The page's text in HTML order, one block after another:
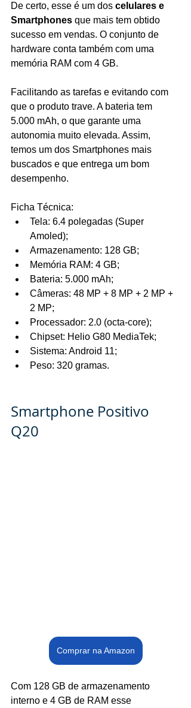
De certo, esse é um dos celulares e
Smartphones que mais tem obtido
sucesso em vendas. O conjunto de
hardware conta também com uma
memória RAM com 4 GB.
Facilitando as tarefas e evitando com
que o produto trave. A bateria tem
5.000 mAh, o que garante uma
autonomia muito elevada. Assim,
temos um dos Smartphones mais
buscados e que entrega um bom
desempenho.
Ficha Técnica:
Tela: 6.4 polegadas (Super
Amoled);
Armazenamento: 128 GB;
Memória RAM: 4 GB;
Bateria: 5.000 mAh;
Câmeras: 48 MP + 8 MP + 2 MP +
2 MP;
Processador: 2.0 (octa-core);
Chipset: Helio G80 MediaTek;
Sistema: Android 11;
Peso: 320 gramas.
Smartphone Positivo
Q20
Comprar na Amazon
Com 128 GB de armazenamento
interno e 4 GB de RAM esse